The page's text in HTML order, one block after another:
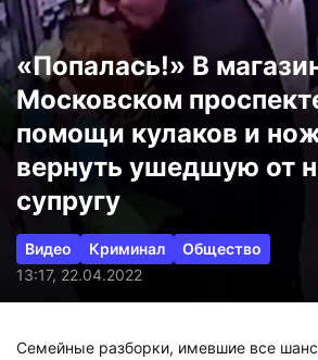
«Попалась!» В
Московском
помощи кулаков и
вернуть ушедшую от
супругу
Видео Криминал
Общество
13:17, 22.04.2022
Семейные разборки, имевшие все